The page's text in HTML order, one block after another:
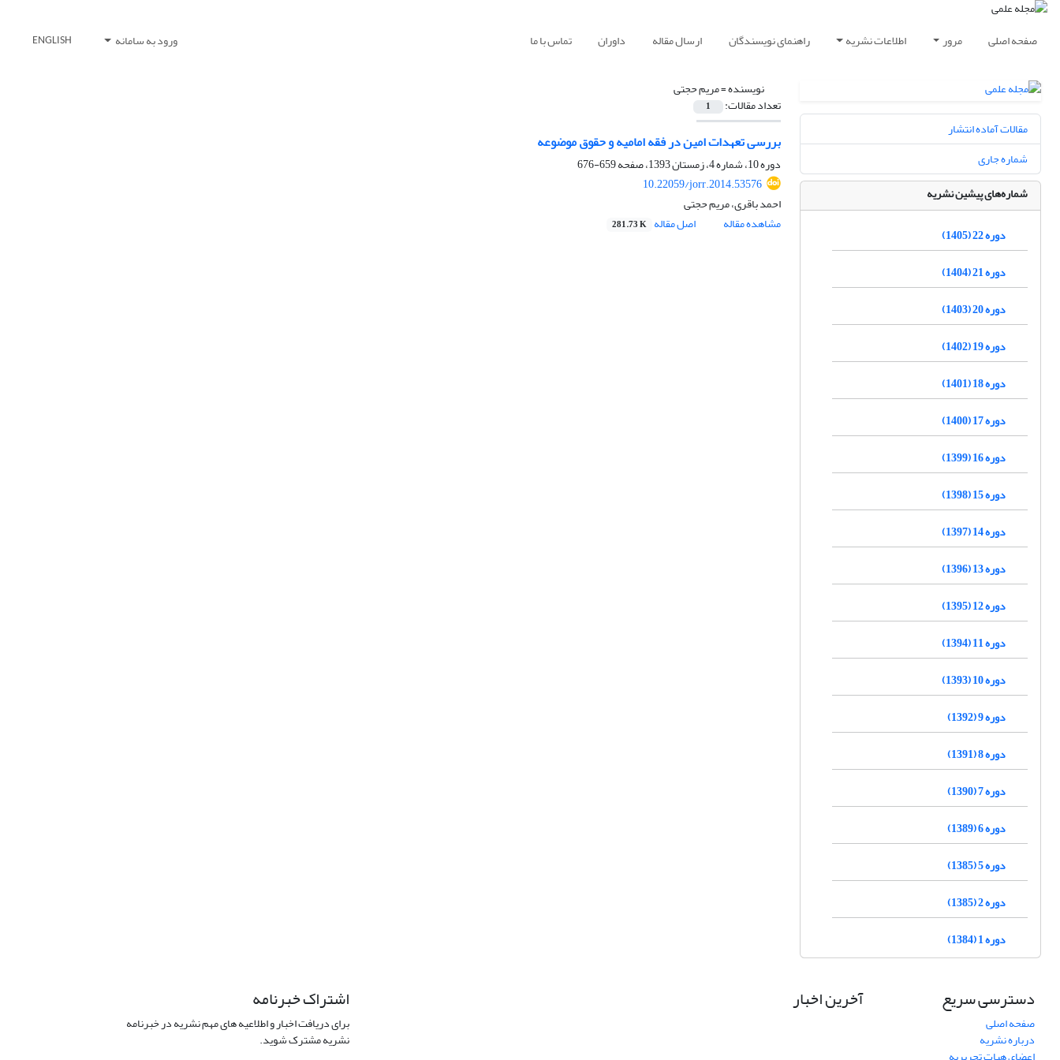
صفحه اصلی مرور اطلاعات نشریه راهنمای نویسندگان ارسال مقاله داوران تماس با ما ورود به سامانه ENGLISH
نویسنده =مریم حجتی
تعداد مقالات: 1
بررسی تعهدات امین در فقه امامیه و حقوق موضوعه
دوره 10، شماره 4، زمستان 1393، صفحه
659-676
10.22059/jorr.2014.53576
احمد باقری، مریم حجتی
مشاهده مقاله
اصل مقاله 281.73 K
مقالات آماده انتشار
شماره جاری
شماره‌های پیشین نشریه
دوره 22 (1405)
دوره 21 (1404)
دوره 20 (1403)
دوره 19 (1402)
دوره 18 (1401)
دوره 17 (1400)
دوره 16 (1399)
دوره 15 (1398)
دوره 14 (1397)
دوره 13 (1396)
دوره 12 (1395)
دوره 11 (1394)
دوره 10 (1393)
دوره 9 (1392)
دوره 8 (1391)
دوره 7 (1390)
دوره 6 (1389)
دوره 5 (1385)
دوره 2 (1385)
دوره 1 (1384)
دسترسی سریع
صفحه اصلی
درباره نشریه
آخرین اخبار اشتراک خبرنامه
برای دریافت اخبار و اطلاعیه های مهم نشریه در خبرنامه
نشریه مشترک شوید.